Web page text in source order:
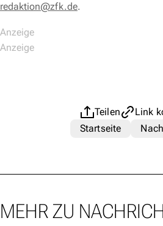
redaktion@zfk.de.
Teilen
Link
Startseite
MEHR ZU